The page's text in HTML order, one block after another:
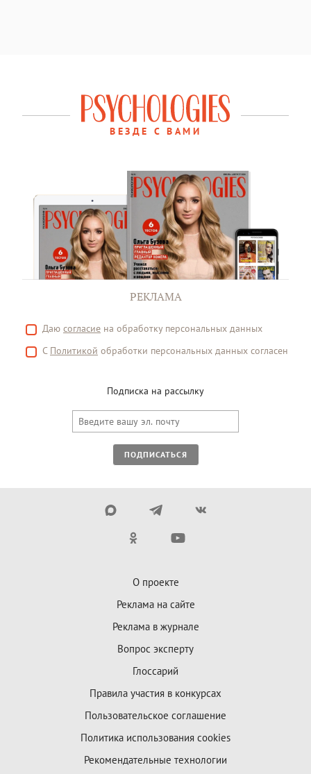
ВЕЗДЕ С ВАМИ
РЕКЛАМА
Даю согласие на обработку персональных данных
С Политикой обработки персональных данных согласен
Подписка на рассылку
ПОДПИСАТЬСЯ
О проекте
Реклама на сайте
Реклама в журнале
Вопрос эксперту
Глоссарий
Правила участия в конкурсах
Пользовательское соглашение
Политика использования cookies
Рекомендательные технологии